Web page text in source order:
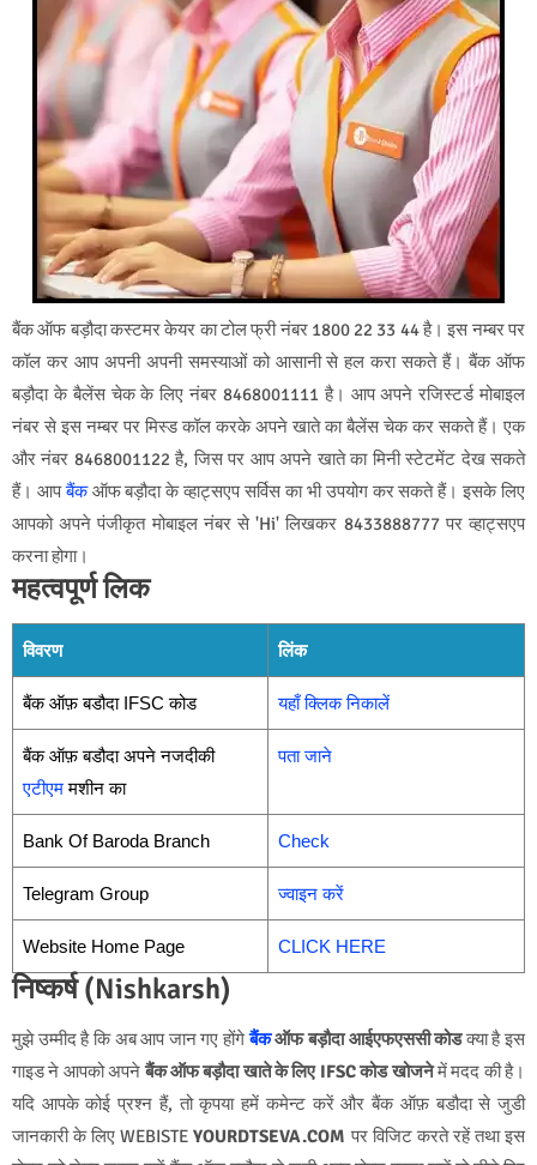
बैंक ऑफ बड़ौदा कस्टमर केयर का टोल फ्री नंबर 1800 22 33 44 है। इस नम्बर पर
कॉल कर आप अपनी अपनी समस्याओं को आसानी से हल करा सकते हैं। बैंक ऑफ
बड़ौदा के बैलेंस चेक के लिए नंबर 8468001111 है। आप अपने रजिस्टर्ड मोबाइल
नंबर से इस नम्बर पर मिस्ड कॉल करके अपने खाते का बैलेंस चेक कर सकते हैं। एक
और नंबर 8468001122 है, जिस पर आप अपने खाते का मिनी स्टेटमेंट देख सकते
हैं। आपबैंकऑफ बड़ौदा के व्हाट्सएप सर्विस का भी उपयोग कर सकते हैं। इसके लिए
आपको अपने पंजीकृत मोबाइल नंबर से 'Hi' लिखकर 8433888777 पर व्हाट्सएप
करना होगा।
महत्वपूर्ण लिक
विवरण लिंक
बैंक ऑफ़ बडौदा IFSC कोड यहाँ क्लिक निकालें
बैंक ऑफ़ बडौदा अपने नजदीकी
एटीएममशीन का
पता जाने
Bank Of Baroda Branch Check
Telegram Group ज्वाइन करें
Website Home Page CLICK HERE
निष्कर्ष (Nishkarsh)
मुझे उम्मीद है कि अब आप जान गए होंगे बैंकऑफ बड़ौदा आईएफएससी कोडक्या है इस
गाइड ने आपको अपनेबैंक ऑफ बड़ौदा खाते के लिए IFSC कोड खोजनेमें मदद की है।
यदि आपके कोई प्रश्न हैं, तो कृपया हमें कमेन्ट करें और बैंक ऑफ़ बडौदा से जुडी
जानकारी के लिए WEBISTE YOURDTSEVA.COM पर विजिट करते रहें तथा इस